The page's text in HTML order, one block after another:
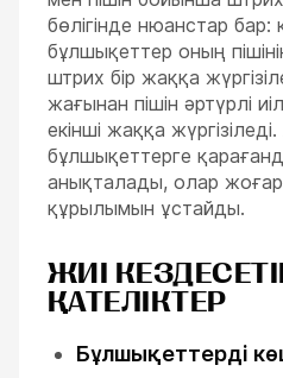
бөлігінде нюанстар
бұлшықеттер оның
штрих бір жаққа
жағынан пішін әртүрлі
екінші жаққа
бұлшықеттерге
анықталады, олар
құрылымын ұстайды.
ЖИІ
ҚАТЕЛІКТЕР
Бұлшықеттерді